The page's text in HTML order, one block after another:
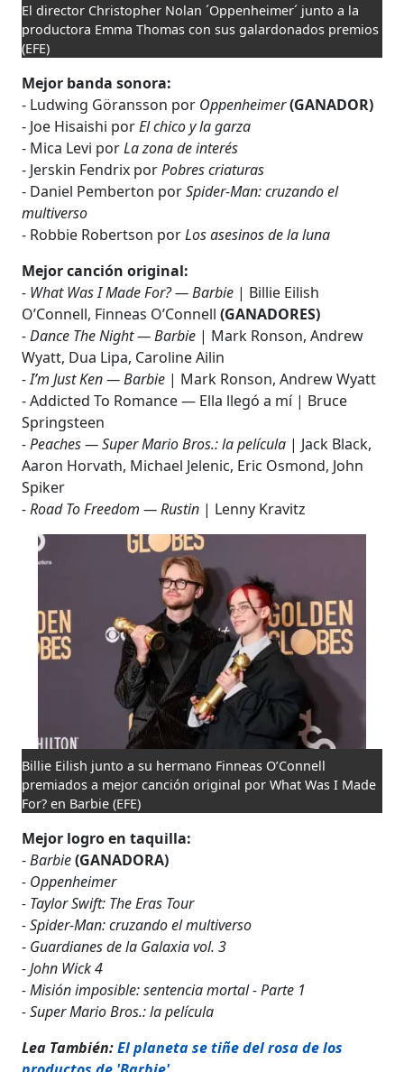
El director Christopher Nolan ´Oppenheimer´ junto a la
productora Emma Thomas con sus galardonados premios
(EFE)
Mejor banda sonora:
- Ludwing Göransson por Oppenheimer(GANADOR)
- Joe Hisaishi porEl chico y la garza
- Mica Levi porLa zona de interés
- Jerskin Fendrix porPobres criaturas
- Daniel Pemberton porSpider-Man: cruzando el
multiverso
- Robbie Robertson porLos asesinos de la luna
Mejor canción original:
- What Was I Made For? — Barbie | Billie Eilish
O’Connell, Finneas O’Connell(GANADORES)
- Dance The Night — Barbie | Mark Ronson, Andrew
Wyatt, Dua Lipa, Caroline Ailin
- I’m Just Ken — Barbie | Mark Ronson, Andrew Wyatt
- Addicted To Romance — Ella llegó a mí | Bruce
Springsteen
- Peaches — Super Mario Bros.: la película | Jack Black,
Aaron Horvath, Michael Jelenic, Eric Osmond, John
Spiker
- Road To Freedom — Rustin | Lenny Kravitz
Billie Eilish junto a su hermano Finneas O’Connell
premiados a mejor canción original por What Was I Made
For? en Barbie (EFE)
Mejor logro en taquilla:
-Barbie(GANADORA)
- Oppenheimer
- Taylor Swift: The Eras Tour
- Spider-Man: cruzando el multiverso
- Guardianes de la Galaxia vol. 3
- John Wick 4
- Misión imposible: sentencia mortal - Parte 1
- Super Mario Bros.: la película
Lea También:El planeta se tiñe del rosa de los